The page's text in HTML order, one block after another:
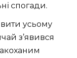
спогади.
усьому
з’явився